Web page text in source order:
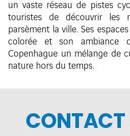
un vaste réseau de pistes
touristes de découvrir les
parsèment la ville. Ses
colorée et son ambiance
Copenhague un mélange de
nature hors du temps.
CONTACT